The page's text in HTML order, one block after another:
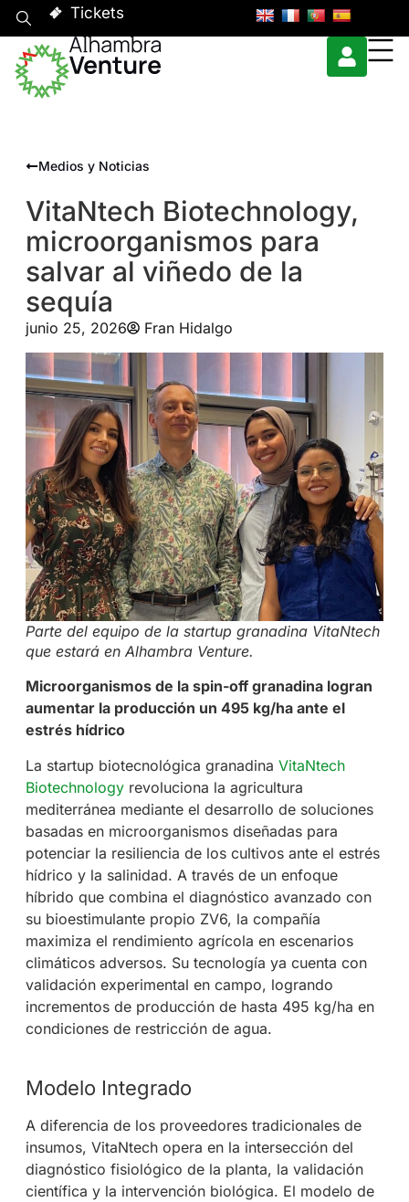
Tickets
Medios y Noticias
VitaNtech Biotechnology,
microorganismos para
salvar al viñedo de la
sequía
junio 25, 2026 Fran Hidalgo
Parte del equipo de la startup granadina VitaNtech
que estará en Alhambra Venture.
Microorganismos de la spin-off granadina logran
aumentar la producción un 495 kg/ha ante el
estrés hídrico
La startup biotecnológica granadina VitaNtech
Biotechnologyrevoluciona la agricultura
mediterránea mediante el desarrollo de soluciones
basadas en microorganismos diseñadas para
potenciar la resiliencia de los cultivos ante el estrés
hídrico y la salinidad. A través de un enfoque
híbrido que combina el diagnóstico avanzado con
su bioestimulante propio ZV6, la compañía
maximiza el rendimiento agrícola en escenarios
climáticos adversos. Su tecnología ya cuenta con
validación experimental en campo, logrando
incrementos de producción de hasta 495 kg/ha en
condiciones de restricción de agua.
Modelo Integrado
A diferencia de los proveedores tradicionales de
insumos, VitaNtech opera en la intersección del
diagnóstico fisiológico de la planta, la validación
científica y la intervención biológica. El modelo de